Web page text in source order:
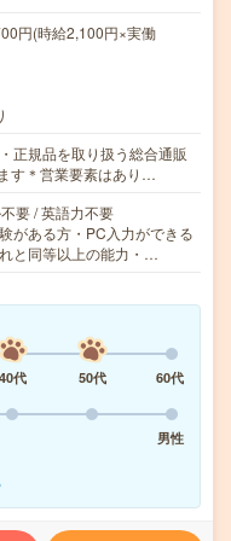
円(時給2,100円×実働
正規品を取り扱う総合通販
す＊営業要素はあり…
要 / 英語力不要
がある方・PC入力ができる
と同等以上の能力・…
40代 50代
60代
男性